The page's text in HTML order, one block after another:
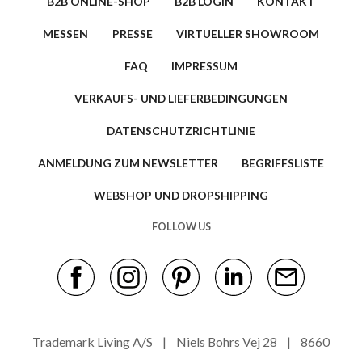
MESSEN PRESSE VIRTUELLER SHOWROOM
FAQ IMPRESSUM
VERKAUFS- UND LIEFERBEDINGUNGEN
DATENSCHUTZRICHTLINIE
ANMELDUNG ZUM NEWSLETTER BEGRIFFSLISTE
WEBSHOP UND DROPSHIPPING
FOLLOW US
Trademark Living A/S | Niels Bohrs Vej 28 | 8660